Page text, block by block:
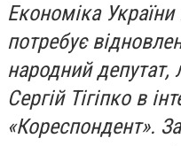
Економіка
потребує
народний депутат,
Сергій Тігіпко в
«Кореспондент».